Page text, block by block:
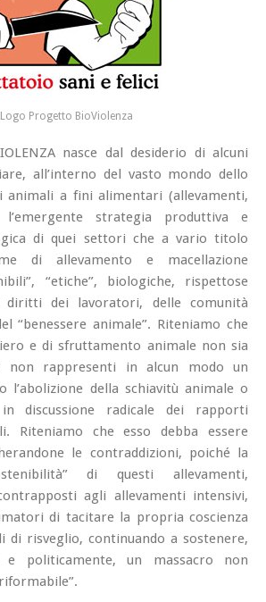
Logo Progetto BioViolenza
nasce dal desiderio di alcuni
all’interno del vasto mondo dello
animali a fini alimentari (allevamenti,
strategia produttiva e
di quei settori che a vario titolo
di allevamento e macellazione
“etiche”, biologiche, rispettose
diritti dei lavoratori, delle comunità
“benessere animale”. Riteniamo che
e di sfruttamento animale non sia
rappresenti in alcun modo un
l’abolizione della schiavitù animale o
discussione radicale dei rapporti
Riteniamo che esso debba essere
le contraddizioni, poiché la
di questi allevamenti,
agli allevamenti intensivi,
di tacitare la propria coscienza
di risveglio, continuando a sostenere,
e politicamente, un massacro non